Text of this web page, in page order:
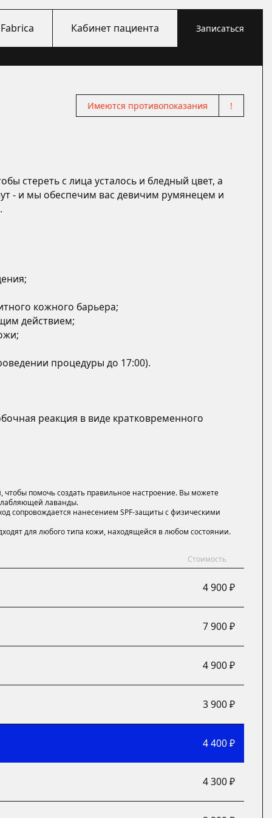
Кабинет пациента Записаться
Имеются противопоказания !
стереть с лица усталось и бледный цвет, а
- и мы обеспечим вас девичим румянецем и
кожного барьера;
действием;
процедуры до 17:00).
реакция в виде кратковременного
помочь создать правильное настроение. Вы можете
лаванды.
сопровождается нанесением SPF-защиты с физическими
для любого типа кожи, находящейся в любом состоянии.
Стоимость
4 900 ₽
7 900 ₽
4 900 ₽
3 900 ₽
4 400 ₽
4 300 ₽